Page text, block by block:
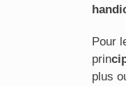
Pour
prin
plus